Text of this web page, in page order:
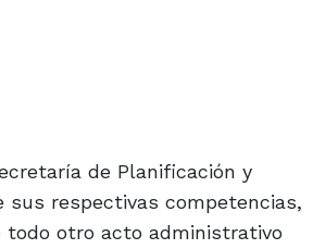
de Planificación y
sus respectivas competencias,
otro acto administrativo